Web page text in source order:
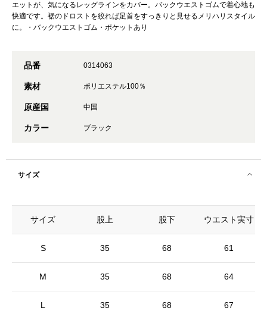
エットが、気になるレッグラインをカバー。バックウエストゴムで着心地も
快適です。裾のドロストを絞れば足首をすっきりと見せるメリハリスタイル
に。・バックウエストゴム・ポケットあり
品番 0314063
素材 ポリエステル100％
原産国 中国
カラー ブラック
サイズ
サイズ
S
M
L
股上 股下 ウエスト実寸
35 68 61
35 68 64
35 68 67